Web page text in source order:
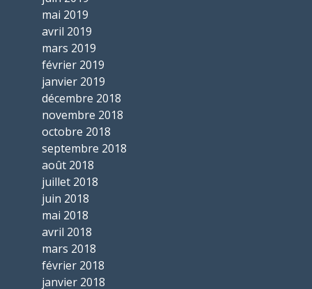
mai 2019
avril 2019
mars 2019
février 2019
janvier 2019
décembre 2018
novembre 2018
octobre 2018
septembre 2018
août 2018
juillet 2018
juin 2018
mai 2018
avril 2018
mars 2018
février 2018
janvier 2018